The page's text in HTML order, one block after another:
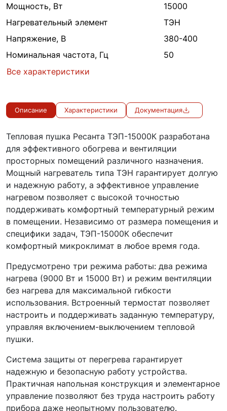
Мощность, Вт
15000
Нагревательный элемент
ТЭН
Напряжение, В
380-400
Номинальная частота, Гц
50
Все характеристики
Описание Характеристики Документация
Тепловая пушка Ресанта ТЭП-15000К разработана
для эффективного обогрева и вентиляции
просторных помещений различного назначения.
Мощный нагреватель типа ТЭН гарантирует долгую
и надежную работу, а эффективное управление
нагревом позволяет с высокой точностью
поддерживать комфортный температурный режим
в помещении. Независимо от размера помещения и
специфики задач, ТЭП-15000К обеспечит
комфортный микроклимат в любое время года.
Предусмотрено три режима работы: два режима
нагрева (9000 Вт и 15000 Вт) и режим вентиляции
без нагрева для максимальной гибкости
использования. Встроенный термостат позволяет
настроить и поддерживать заданную температуру,
управляя включением-выключением тепловой
пушки.
Система защиты от перегрева гарантирует
надежную и безопасную работу устройства.
Практичная напольная конструкция и элементарное
управление позволяют без труда настроить работу
прибора даже неопытному пользователю.